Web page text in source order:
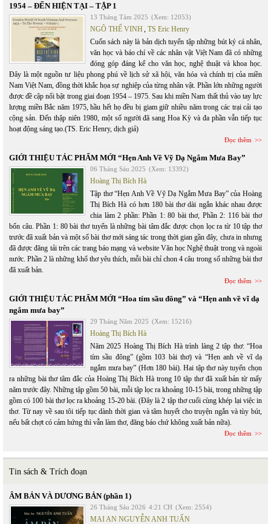
1954 – ĐẾN HIỆN TẠI – TẬP 1
13 Tháng Tám 2025 (Xem: 12053)
NGÔ THẾ VINH, TS Eric Henry
Cuốn sách này là bản dịch tuyển tập những bút ký cá nhân,
văn học và báo chí về các nhân vật Việt Nam đã có những
đóng góp đáng kể cho văn học, nghệ thuật và khoa học.
Đây là một nguồn tư liệu phong phú về lịch sử xã hội, văn hóa và chính trị của miền
Nam Việt Nam, đồng thời khắc họa sự nghiệp của từng nhân vật. Phần lớn những người
được đề cập nổi bật trong giai đoạn 1954 – 1975. Sau khi miền Nam thất thủ vào tay lực
lượng miền Bắc năm 1975, hầu hết họ đều bị giam giữ nhiều năm trong các trại cải tạo
cộng sản. Đến thập niên 1980, một số người đã sang Hoa Kỳ và đa phần vẫn tiếp tục
hoạt động sáng tạo.(TS. Eric Henry, dịch giả)
Đọc thêm
GIỚI THIỆU TÁC PHẨM MỚI “Hẹn Anh Về Vỹ Dạ Ngắm Mưa Bay”
06 Tháng Sáu 2025 (Xem: 13392)
Hoàng Thị Bích Hà
Tập thơ “Hẹn Anh Về Vỹ Dạ Ngắm Mưa Bay” của Hoàng
Thị Bích Hà có hơn 180 bài thơ dài ngắn khác nhau được
chia làm 2 phần: Phần 1: 80 bài thơ, Phần 2: 116 bài thơ
bốn câu. Phần 1: 80 bài thơ tuyển là những bài tâm đắc được chọn lọc ra từ 10 tập thơ
trước đã xuất bản và một số bài thơ mới sáng tác trong thời gian gần đây, chưa in nhưng
đã được đăng tải trên các trang báo mạng và website Văn học Nghệ thuật trong và ngoài
nước. Phần 2 là những khổ thơ yêu thích, mỗi bài chỉ chon 4 câu trong số những bài thơ
đã xuất bản.
Đọc thêm
GIỚI THIỆU TÁC PHẨM MỚI “Hoa tím sầu đông” và “Hẹn anh về vĩ dạ
ngắm mưa bay”
29 Tháng Năm 2025 (Xem: 15216)
Hoàng Thị Bích Hà
Năm 2025 Hoàng Thị Bích Hà trình làng 2 tập thơ: “Hoa
tím sầu đông” (gồm 103 bài thơ) và “Hẹn anh về vĩ dạ
ngắm mưa bay” (Hơn 180 bài). Hai tập thơ này tuyển chọn
ra những bài thơ tâm đắc của Hoàng Thị Bích Hà trong 10 tập thơ đã xuất bản từ mấy
năm trước đây. Những tập gồm 50 bài, mỗi tập lọc ra khoảng 10-15 bài, trong những tập
gồm có 100 bài thơ lọc ra khoảng 15-20 bài. (Đây là 2 tập thơ cuối cùng khép lại việc in
thơ. Từ nay về sau tôi tiếp tục dành thời gian và tâm huyết cho truyện ngắn và tùy bút,
nếu bất chợt có cảm hứng thì vẫn làm thơ, đăng báo chứ không xuất bản nữa).
Đọc thêm
Tin sách & Trích đoạn
ÂM BẢN VÀ DƯƠNG BẢN (phần 1)
26 Tháng Sáu 2026 4:21 CH (Xem: 2554)
MAI AN NGUYỄN ANH TUẤN